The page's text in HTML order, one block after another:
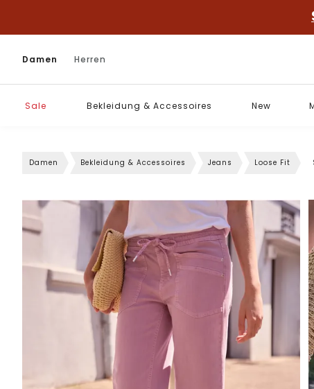
Damen Herren
Sale Bekleidung & Accessoires New
Damen Bekleidung & Accessoires Jeans Loose Fit